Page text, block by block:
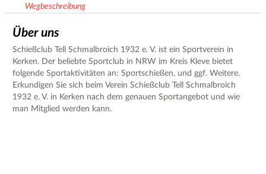
Wegbeschreibung
Über uns
Schießclub Tell Schmalbroich 1932 e. V. ist ein Sportverein in
Kerken. Der beliebte Sportclub in NRW im Kreis Kleve bietet
folgende Sportaktivitäten an: Sportschießen, und ggf. Weitere.
Erkundigen Sie sich beim Verein Schießclub Tell Schmalbroich
1932 e. V. in Kerken nach dem genauen Sportangebot und wie
man Mitglied werden kann.